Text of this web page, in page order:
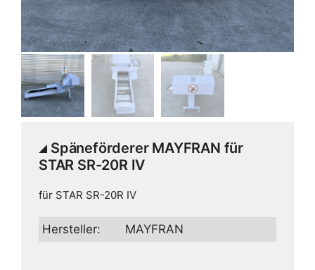
Späneförderer MAYFRAN für
STAR SR-20R IV
für STAR SR-20R IV
Hersteller: MAYFRAN